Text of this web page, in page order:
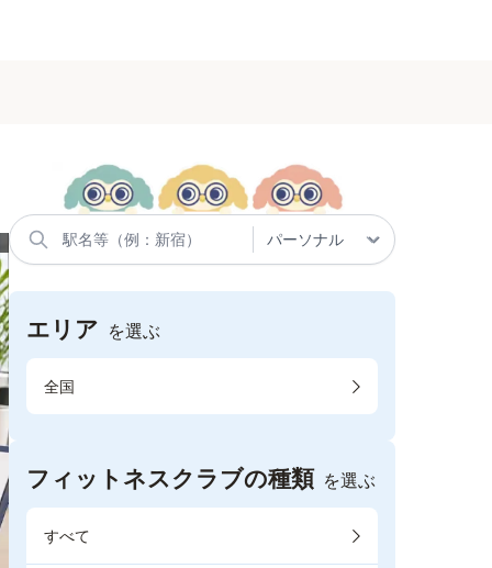
エリア を選ぶ
全国
フィットネスクラブの種類 を選ぶ
すべて